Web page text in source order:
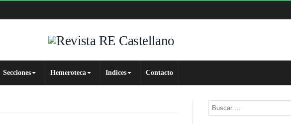
Secciones Hemeroteca Indices Contacto